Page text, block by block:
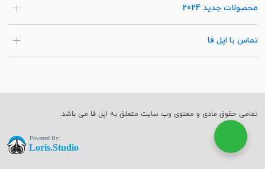
محصولات جدید 2024
تماس با اپل فا
تمامی حقوق مادی و معنوی وب سایت متعلق به اپل فا می باشد.